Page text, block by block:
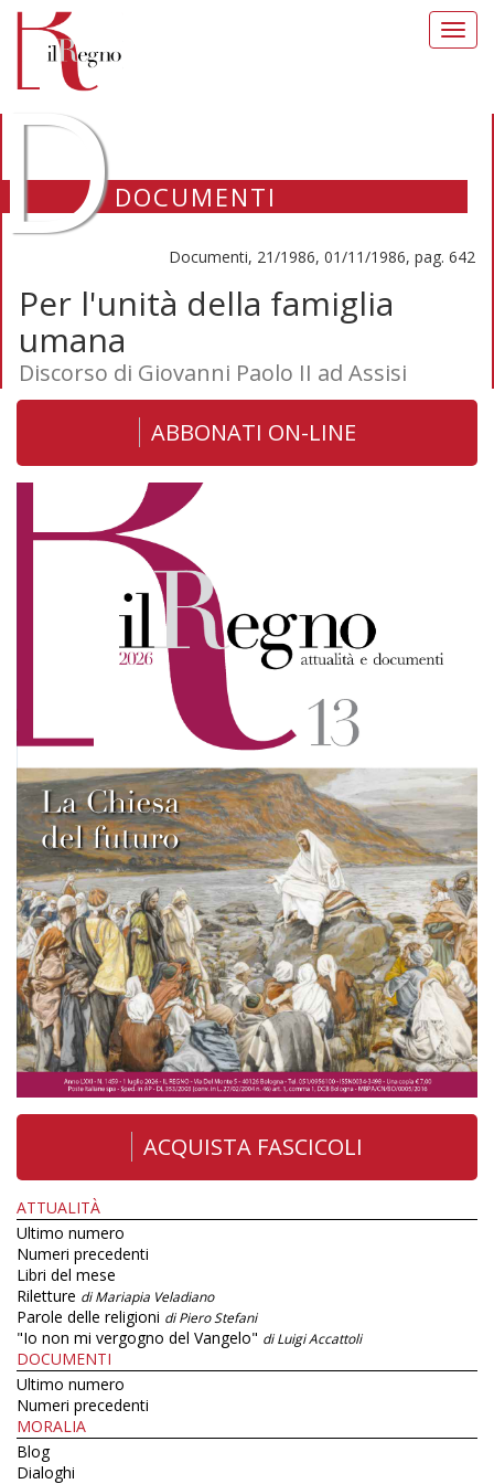
DOCUMENTI
Documenti, 21/1986, 01/11/1986, pag. 642
Per l'unità della famiglia
umana
Discorso di Giovanni Paolo II ad Assisi
ABBONATI ON-LINE
ACQUISTA FASCICOLI
ATTUALITÀ
Ultimo numero
Numeri precedenti
Libri del mese
Riletture di Mariapia Veladiano
Parole delle religioni di Piero Stefani
"Io non mi vergogno del Vangelo" di Luigi Accattoli
DOCUMENTI
Ultimo numero
Numeri precedenti
MORALIA
Blog
Dialoghi